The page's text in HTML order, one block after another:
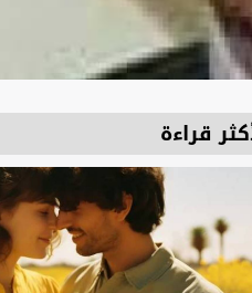
قراءة